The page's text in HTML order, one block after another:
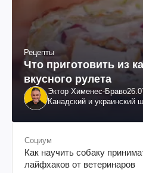
Рецепты
Что приготовить из
вкусного рулета
Эктор Хименес-Браво
Канадский и украинский
Социум
Как научить собаку
лайфхаков от ветеринаров